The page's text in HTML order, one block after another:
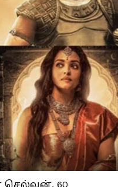
செல்வன், 60